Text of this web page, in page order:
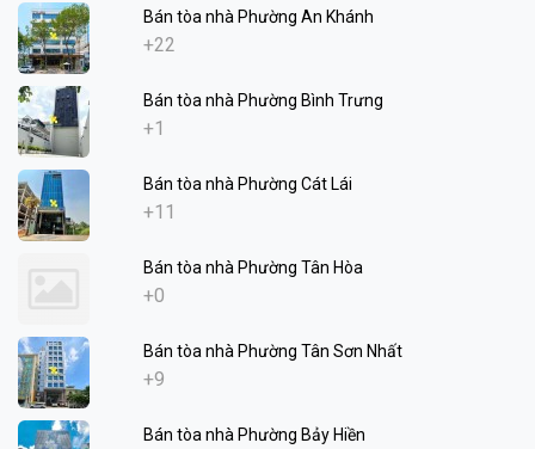
Bán tòa nhà Phường An Khánh
+22
Bán tòa nhà Phường Bình Trưng
+1
Bán tòa nhà Phường Cát Lái
+11
Bán tòa nhà Phường Tân Hòa
+0
Bán tòa nhà Phường Tân Sơn Nhất
+9
Bán tòa nhà Phường Bảy Hiền